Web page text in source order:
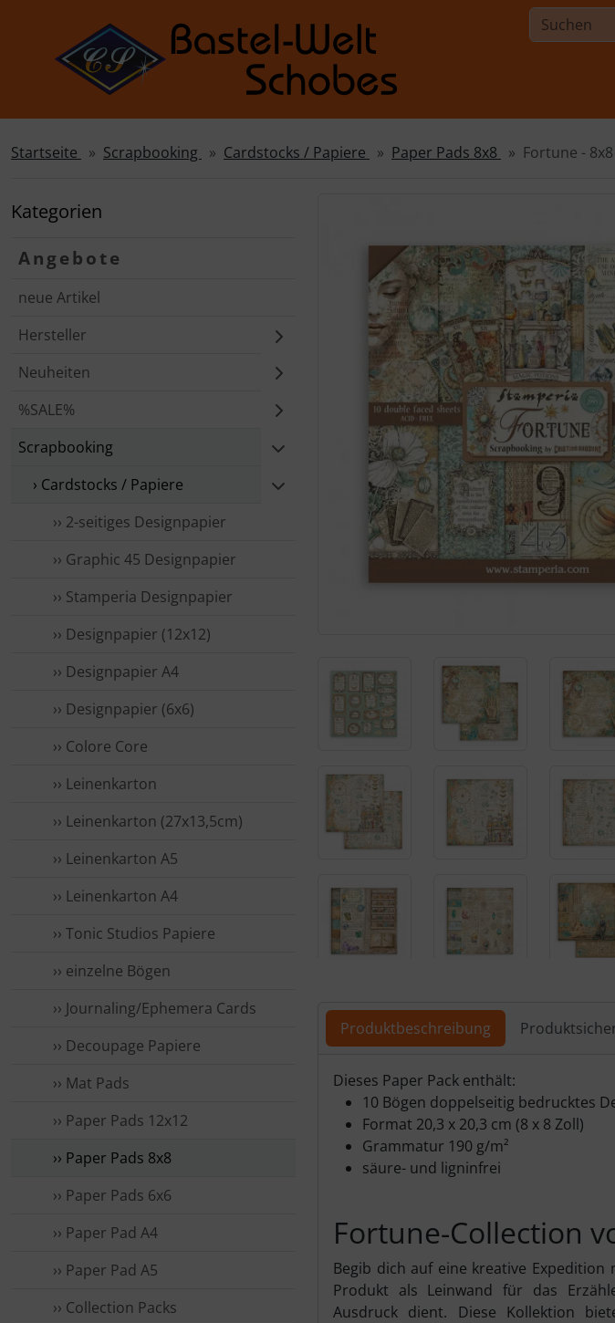
Sprungnavigation
Springe zur Navigation
Springe zum Button für Einstellungen
Springe zu den allgemeinen Informationen
Startseite Scrapbooking Cardstocks / Papiere Paper Pads 8x8 Fortune -
Kategorien
Angebote
neue Artikel
Hersteller
Neuheiten
%SALE%
Scrapbooking
› Cardstocks / Papiere
›› 2-seitiges Designpapier
›› Graphic 45 Designpapier
›› Stamperia Designpapier
›› Designpapier (12x12)
›› Designpapier A4
›› Designpapier (6x6)
›› Colore Core
›› Leinenkarton
›› Leinenkarton (27x13,5cm)
›› Leinenkarton A5
›› Leinenkarton A4
›› Tonic Studios Papiere
›› einzelne Bögen
›› Journaling/Ephemera Cards
›› Decoupage Papiere
›› Mat Pads
›› Paper Pads 12x12
›› Paper Pads 8x8
›› Paper Pads 6x6
›› Paper Pad A4
›› Paper Pad A5
›› Collection Packs
Produktbeschreibung
Dieses Paper Pack enthält:
10 Bögen doppelseitig bedrucktes
Format 20,3 x 20,3 cm (8 x 8 Zoll)
Grammatur 190 g/m²
säure- und ligninfrei
Fortune-Collection
Begib dich auf eine kreative Expedition
Produkt als Leinwand für das
Ausdruck dient. Diese Kollektion